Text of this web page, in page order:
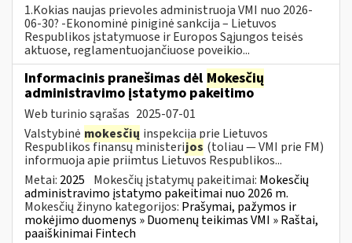
1.Kokias naujas prievoles administruoja VMI nuo 2026-
06-30? -Ekonominė piniginė sankcija – Lietuvos
Respublikos įstatymuose ir Europos Sąjungos teisės
aktuose, reglamentuojančiuose poveikio...
Informacinis pranešimas dėl Mokesčių
administravimo įstatymo pakeitimo
Web turinio sąrašas 2025-07-01
Valstybinė mokesčių inspekcija prie Lietuvos
Respublikos finansų ministerijos (toliau — VMI prie FM)
informuoja apie priimtus Lietuvos Respublikos...
Metai: 2025 Mokesčių įstatymų pakeitimai: Mokesčių
administravimo įstatymo pakeitimai nuo 2026 m.
Mokesčių žinyno kategorijos: Prašymai, pažymos ir
mokėjimo duomenys » Duomenų teikimas VMI » Raštai,
paaiškinimai Fintech